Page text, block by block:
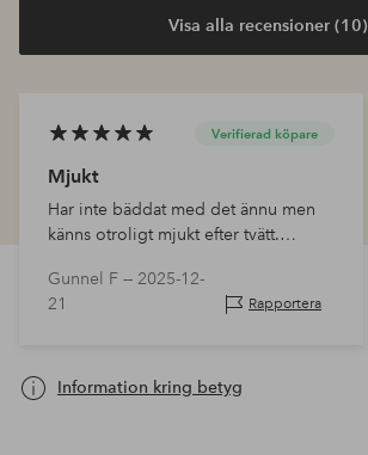
Visa alla recensioner (10)
Verifierad köpare
Mjukt
Har inte bäddat med det ännu men
känns otroligt mjukt efter tvätt.
Gunnel F — 2025-12-
21
Rapportera
Information kring betyg